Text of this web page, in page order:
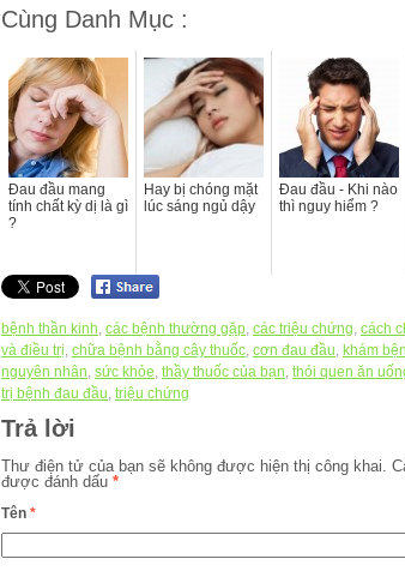
Cùng Danh Mục :
Đau đầu mang
tính chất kỳ dị là gì
?
Hay bị chóng mặt
lúc sáng ngủ dậy
Đau đầu - Khi nào
thì nguy hiểm ?
bệnh thần kinh các bệnh thường gặp các triệu chứng cách
và điều trị chữa bệnh bằng cây thuốc cơn đau đầu khám
nguyên nhân sức khỏe thầy thuốc của bạn thói quen ăn
trị bệnh đau đầu triệu chứng
Trả lời
Thư điện tử của bạn sẽ không được hiện thị công khai.
được đánh dấu *
Tên *